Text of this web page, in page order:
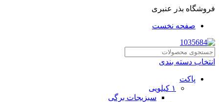
فروشگاه بذر عنبری
صفحه نخست
انتخاب دسته بندی
پاکت
۱ کیلویی
سبزیجات برگی